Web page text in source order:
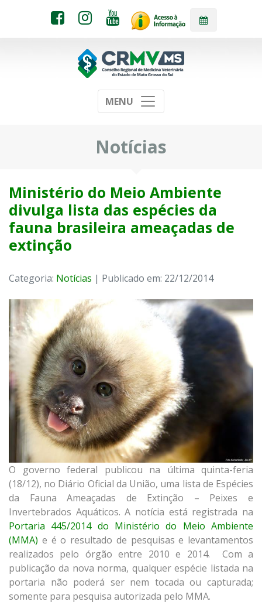
MENU
Notícias
Ministério do Meio Ambiente
divulga lista das espécies da
fauna brasileira ameaçadas de
extinção
Categoria: Notícias | Publicado em: 22/12/2014
O governo federal publicou na última quinta-feria
(18/12), no Diário Oficial da União, uma lista de Espécies
da Fauna Ameaçadas de Extinção – Peixes e
Invertebrados Aquáticos. A notícia está registrada na
Portaria 445/2014 do Ministério do Meio Ambiente
(MMA) e é o resultado de pesquisas e levantamentos
realizados pelo órgão entre 2010 e 2014. Com a
publicação da nova norma, qualquer espécie listada na
portaria não poderá ser nem tocada ou capturada;
somente para pesquisa autorizada pelo MMA.